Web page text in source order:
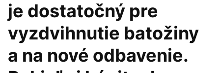
je dostatočný pre
vyzdvihnutie batožiny
a na nové odbavenie.